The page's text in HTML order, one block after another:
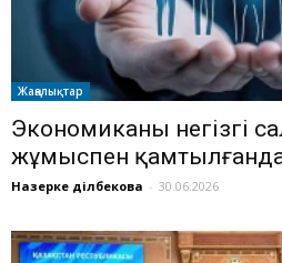
Жаңалықтар
Экономиканың негізгі
жұмыспен
Назерке Әділбекова - 30.06.2026